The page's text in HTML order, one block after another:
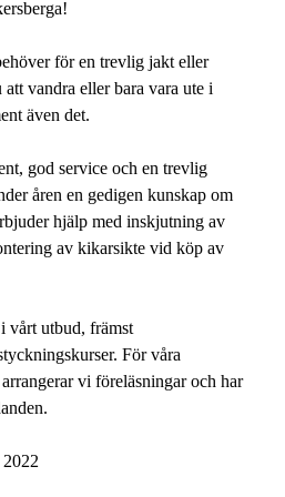
för en trevlig jakt eller
vandra eller bara vara ute i
även det.
god service och en trevlig
åren en gedigen kunskap om
hjälp med inskjutning av
av kikarsikte vid köp av
vårt utbud, främst
För våra
vi föreläsningar och har